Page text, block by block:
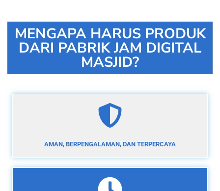
MENGAPA HARUS PRODUK
DARI PABRIK JAM DIGITAL
MASJID?
AMAN, BERPENGALAMAN, DAN TERPERCAYA